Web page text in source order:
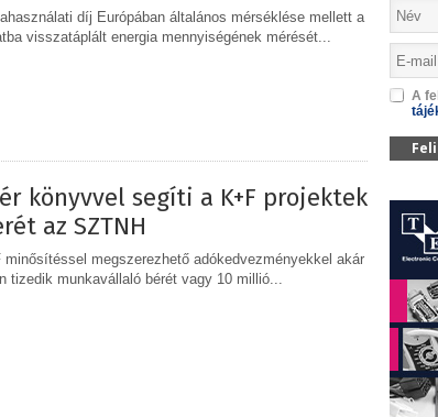
díj Európában általános mérséklése mellett a
visszatáplált energia mennyiségének mérését...
könyvvel segíti a K+F projektek
az SZTNH
minősítéssel megszerezhető adókedvezményekkel akár
tizedik munkavállaló bérét vagy 10 millió...
A